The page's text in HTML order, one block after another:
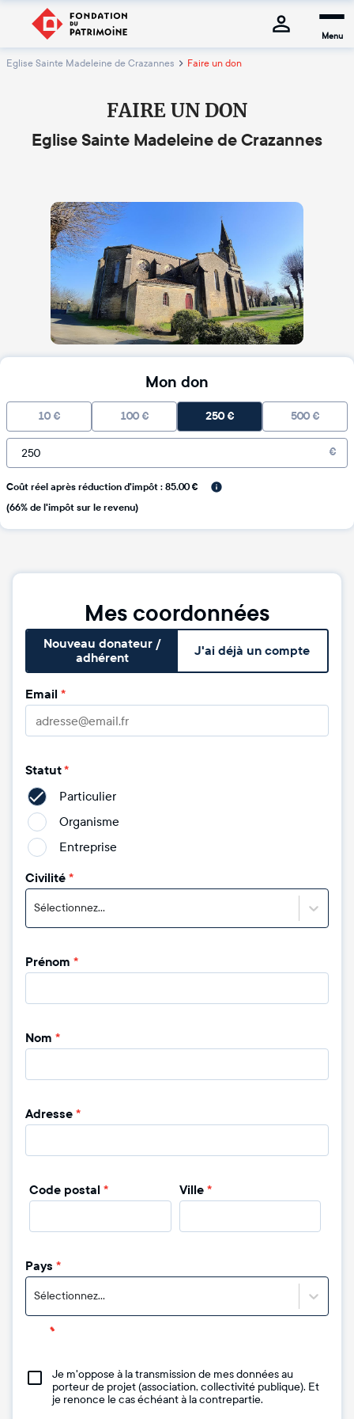
Menu
Eglise Sainte Madeleine de Crazannes Faire un don
FAIRE UN DON
Eglise Sainte Madeleine de Crazannes
Mon don
10 € 100 € 250€ 500 €
€
Coût réel après réduction d'impôt : 85.00 €
(66% de l'impôt sur le revenu)
Mes coordonnées
Nouveau donateur /
adhérent
J'ai déjà un compte
Email *
Statut*
Particulier
Organisme
Entreprise
Civilité*
Sélectionnez...
Prénom *
Nom *
Adresse*
Code postal * Ville *
Pays *
Sélectionnez...
Je m'oppose à la transmission de mes données au
porteur de projet (association, collectivité publique). Et
je renonce le cas échéant à la contrepartie.